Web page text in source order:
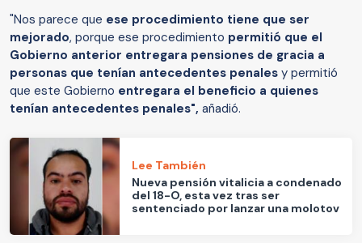
"Nos parece que ese procedimiento tiene que ser
mejorado, porque ese procedimiento permitió que el
Gobierno anterior entregara pensiones de gracia a
personas que tenían antecedentes penales y permitió
que este Gobierno entregara el beneficio a quienes
tenían antecedentes penales", añadió.
Lee También
Nueva pensión vitalicia a condenado
del 18-O, esta vez tras ser
sentenciado por lanzar una molotov